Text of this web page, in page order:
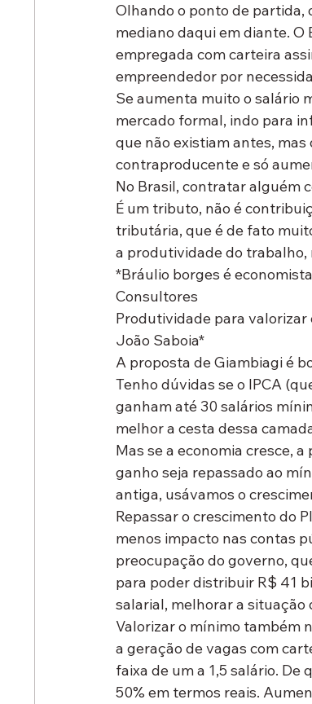
Olhando o ponto de partida,
mediano daqui em diante.
empregada com carteira
empreendedor por
Se aumenta muito o salário
mercado formal, indo para
que não existiam antes,
contraproducente e só
No Brasil, contratar alguém
É um tributo, não é
tributária, que é de fato
a produtividade do trabalho,
*Bráulio borges é
Consultores
Produtividade para valorizar
João Saboia*
A proposta de Giambiagi é
Tenho dúvidas se o IPCA
ganham até 30 salários
melhor a cesta dessa
Mas se a economia cresce,
ganho seja repassado ao
antiga, usávamos o
Repassar o crescimento do
menos impacto nas contas
preocupação do governo,
para poder distribuir R$ 41
salarial, melhorar a
Valorizar o mínimo também
a geração de vagas com
faixa de um a 1,5 salário.
50% em termos reais.